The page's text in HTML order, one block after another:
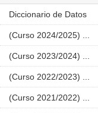
Diccionario de Datos
(Curso 2024/2025) ...
(Curso 2023/2024) ...
(Curso 2022/2023) ...
(Curso 2021/2022) ...